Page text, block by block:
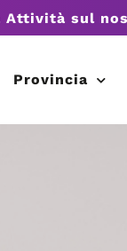
Attività sul
Provincia